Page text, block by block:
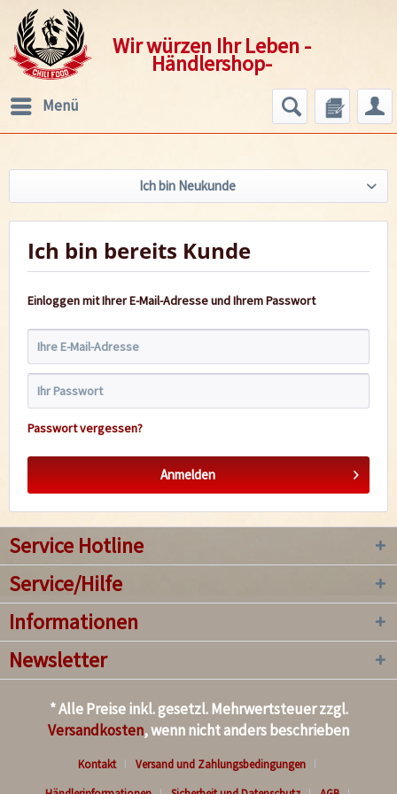
Wir würzen Ihr Leben -
Händlershop-
Menü
Ich bin Neukunde
Ich bin bereits Kunde
Einloggen mit Ihrer E-Mail-Adresse und Ihrem Passwort
Passwort vergessen?
Anmelden
Service Hotline
Service/Hilfe
Informationen
Newsletter
* Alle Preise inkl. gesetzl. Mehrwertsteuer zzgl.
Versandkosten, wenn nicht anders beschrieben
Kontakt
Versand und Zahlungsbedingungen